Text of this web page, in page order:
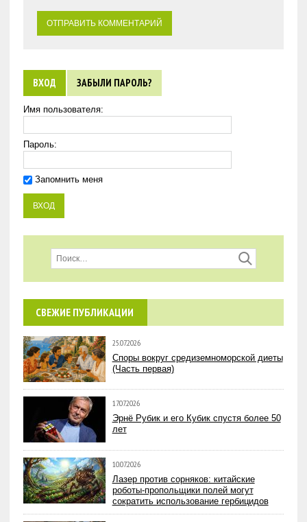
ВХОД ЗАБЫЛИ ПАРОЛЬ?
Имя пользователя:
Пароль:
Запомнить меня
СВЕЖИЕ ПУБЛИКАЦИИ
25.07.2026
Споры вокруг средиземноморской диеты
(Часть первая)
17.07.2026
Эрнё Рубик и его Кубик спустя более 50
лет
10.07.2026
Лазер против сорняков: китайские
роботы-пропольщики полей могут
сократить использование гербицидов